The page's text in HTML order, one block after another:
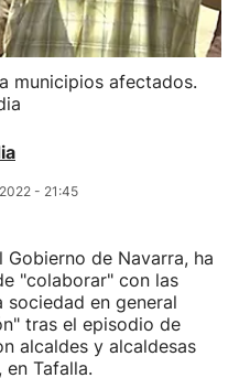
municipios afectados.
- 21:45
Gobierno de Navarra, ha
"colaborar" con las
en general
tras el episodio de
alcaldes y alcaldesas
Tafalla.